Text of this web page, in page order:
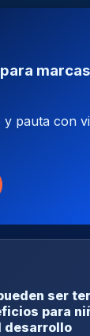
y pauta con
ser
para
desarrollo